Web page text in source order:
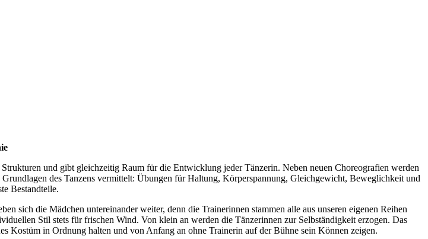
und gibt gleichzeitig Raum für die Entwicklung jeder Tänzerin. Neben neuen Choreografien werden
des Tanzens vermittelt: Übungen für Haltung, Körperspannung, Gleichgewicht, Beweglichkeit und
Bestandteile.
sich die Mädchen untereinander weiter, denn die Trainerinnen stammen alle aus unseren eigenen Reihen
Stil stets für frischen Wind. Von klein an werden die Tänzerinnen zur Selbständigkeit erzogen. Das
Kostüm in Ordnung halten und von Anfang an ohne Trainerin auf der Bühne sein Können zeigen.